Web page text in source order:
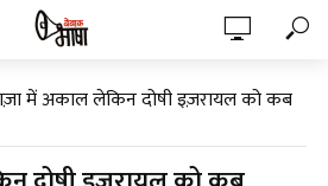
में अकाल लेकिन दोषी इज़रायल को कब